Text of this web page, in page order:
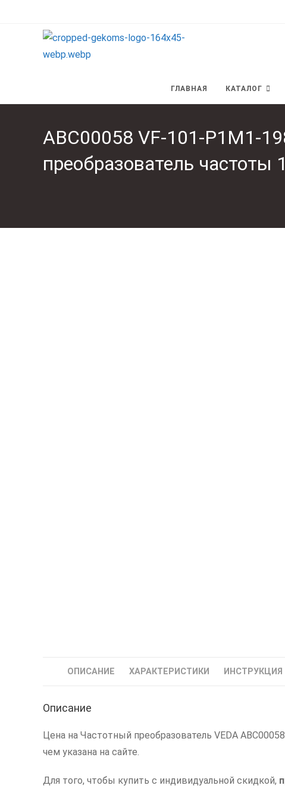
содержимому
ГЛАВНАЯ КАТАЛОГ
ABC00058 VF-101-P1M1-
преобразователь частоты
ОПИСАНИЕ ХАРАКТЕРИСТИКИ ИНСТРУКЦИЯ
Описание
Цена на Частотный преобразователь VEDA
чем указана на сайте.
Для того, чтобы купить с индивидуальной скидкой,